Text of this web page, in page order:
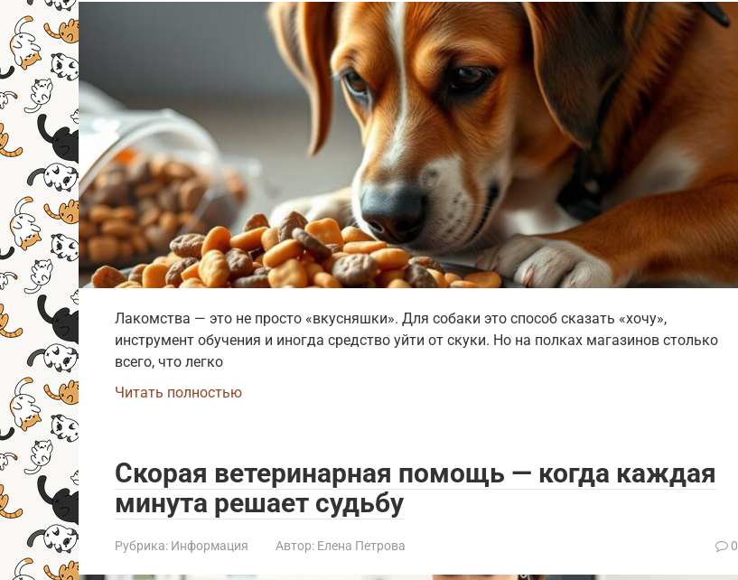
Лакомства — это не просто «вкусняшки». Для собаки это способ сказать «хочу»,
инструмент обучения и иногда средство уйти от скуки. Но на полках магазинов столько
всего, что легко
Читать полностью
Скорая ветеринарная помощь — когда каждая
минута решает судьбу
Рубрика: Информация Автор: Елена Петрова 0